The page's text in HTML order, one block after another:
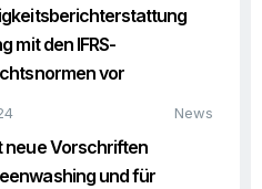
mit den IFRS-
vor
News
neue Vorschriften
und für